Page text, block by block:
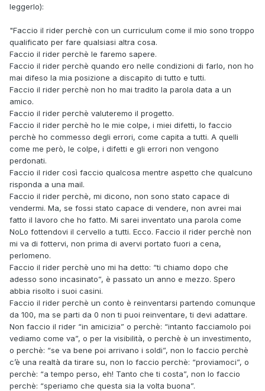
leggerlo):
"Faccio il rider perchè con un curriculum come il mio sono troppo
qualificato per fare qualsiasi altra cosa.
Faccio il rider perchè le faremo sapere.
Faccio il rider perchè quando ero nelle condizioni di farlo, non ho
mai difeso la mia posizione a discapito di tutto e tutti.
Faccio il rider perchè non ho mai tradito la parola data a un
amico.
Faccio il rider perchè valuteremo il progetto.
Faccio il rider perchè ho le mie colpe, i miei difetti, lo faccio
perchè ho commesso degli errori, come capita a tutti. A quelli
come me però, le colpe, i difetti e gli errori non vengono
perdonati.
Faccio il rider così faccio qualcosa mentre aspetto che qualcuno
risponda a una mail.
Faccio il rider perchè, mi dicono, non sono stato capace di
vendermi. Ma, se fossi stato capace di vendere, non avrei mai
fatto il lavoro che ho fatto. Mi sarei inventato una parola come
NoLo fottendovi il cervello a tutti. Ecco. Faccio il rider perchè non
mi va di fottervi, non prima di avervi portato fuori a cena,
perlomeno.
Faccio il rider perchè uno mi ha detto: “ti chiamo dopo che
adesso sono incasinato”, è passato un anno e mezzo. Spero
abbia risolto i suoi casini.
Faccio il rider perchè un conto è reinventarsi partendo comunque
da 100, ma se parti da 0 non ti puoi reinventare, ti devi adattare.
Non faccio il rider “in amicizia” o perchè: “intanto facciamolo poi
vediamo come va”, o per la visibilità, o perchè è un investimento,
o perchè: “se va bene poi arrivano i soldi”, non lo faccio perchè
c’è una realtà da tirare su, non lo faccio perchè: “proviamoci”, o
perchè: “a tempo perso, eh! Tanto che ti costa”, non lo faccio
perchè: “speriamo che questa sia la volta buona”.